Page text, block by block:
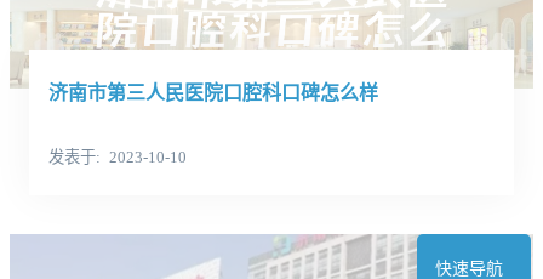
快速导航
济南市第三人民医院口腔科口碑怎么样
发表于 2023-10-10